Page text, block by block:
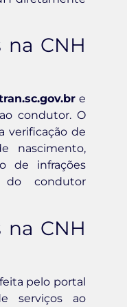
na CNH
e
condutor. O
verificação de
nascimento,
de infrações
do condutor
na CNH
pelo portal
serviços ao